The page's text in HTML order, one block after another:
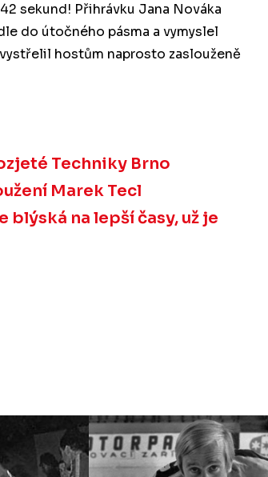
sekund! Přihrávku Jana Nováka
do útočného pásma a vymyslel
hostům naprosto zaslouženě
Techniky Brno
Marek Tecl
blýská na lepší časy, už je